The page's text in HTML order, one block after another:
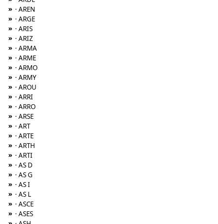
» · AREN
» · ARGE
» · ARIS
» · ARIZ
» · ARMA
» · ARME
» · ARMO
» · ARMY
» · AROU
» · ARRI
» · ARRO
» · ARSE
» · ART
» · ARTE
» · ARTH
» · ARTI
» · AS D
» · AS G
» · AS I
» · AS L
» · ASCE
» · ASES